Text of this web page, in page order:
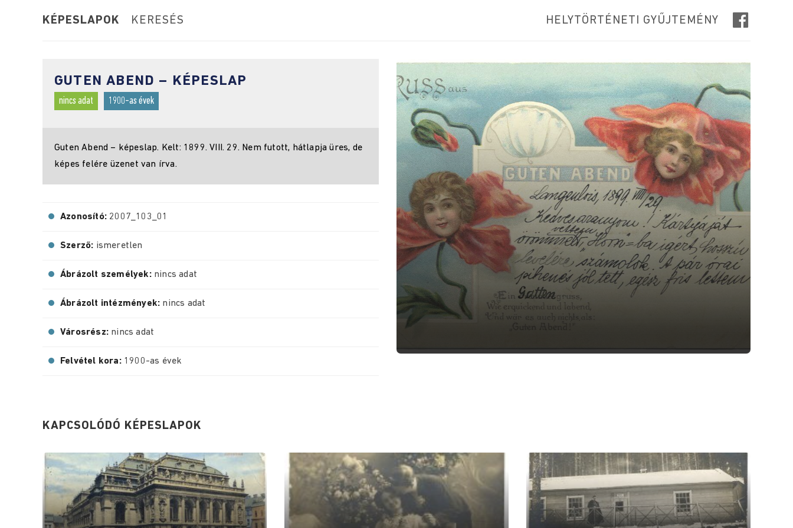
KÉPESLAPOK KERESÉS HELYTÖRTÉNETI GYŰJTEMÉNY
GUTEN ABEND – KÉPESLAP
nincs adat 1900-as évek
Guten Abend – képeslap. Kelt: 1899. VIII. 29. Nem futott, hátlapja üres, de
képes felére üzenet van írva.
Azonosító: 2007_103_01
Szerző: ismeretlen
Ábrázolt személyek: nincs adat
Ábrázolt intézmények: nincs adat
Városrész: nincs adat
Felvétel kora: 1900-as évek
KAPCSOLÓDÓ KÉPESLAPOK